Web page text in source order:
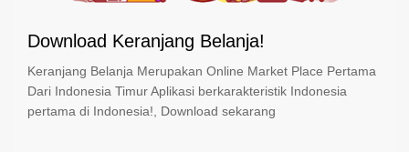
Download Keranjang Belanja!
Keranjang Belanja Merupakan Online Market Place Pertama
Dari Indonesia Timur Aplikasi berkarakteristik Indonesia
pertama di Indonesia!, Download sekarang